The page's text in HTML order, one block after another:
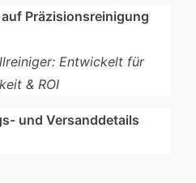
Präzisionsreinigung
Entwickelt für
& ROI
und Versanddetails